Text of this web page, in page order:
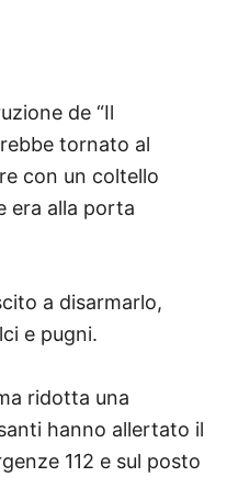
de “Il
tornato al
con un coltello
era alla porta
a disarmarlo,
e pugni.
ridotta una
hanno allertato il
112 e sul posto